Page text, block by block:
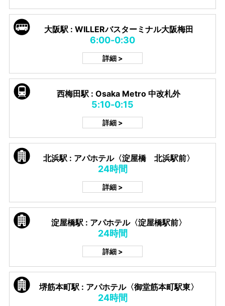
大阪駅 : WILLERバスターミナル大阪梅田
6:00-0:30
詳細 >
西梅田駅 : Osaka Metro 中改札外
5:10-0:15
詳細 >
北浜駅 : アパホテル〈淀屋橋 北浜駅前〉
24時間
詳細 >
淀屋橋駅 : アパホテル〈淀屋橋駅前〉
24時間
詳細 >
堺筋本町駅 : アパホテル〈御堂筋本町駅東〉
24時間